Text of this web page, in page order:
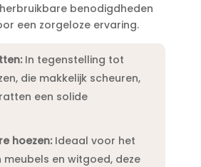
benodigdheden
een zorgeloze ervaring.​
In tegenstelling tot
die makkelijk scheuren,
een solide
hoezen:Ideaal voor het
meubels en witgoed, deze